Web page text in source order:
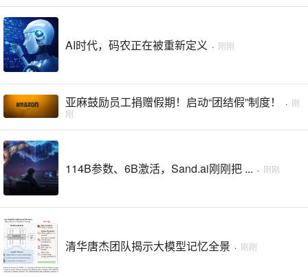
AI时代，码农正在被重新定义 · 刚刚
亚麻鼓励员工捐赠假期！启动“团结假”制度！ · 刚
刚
114B参数、6B激活，Sand.ai刚刚把 ... · 刚刚
清华唐杰团队揭示大模型记忆全景 · 刚刚